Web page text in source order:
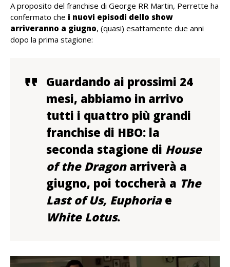
A proposito del franchise di George RR Martin, Perrette ha
confermato che i nuovi episodi dello show
arriveranno a giugno, (quasi) esattamente due anni
dopo la prima stagione:
Guardando ai prossimi 24
mesi, abbiamo in arrivo
tutti i quattro più grandi
franchise di HBO: la
seconda stagione di House
of the Dragonarriverà a
giugno, poi toccherà a The
Last of Us, Euphoriae
White Lotus.